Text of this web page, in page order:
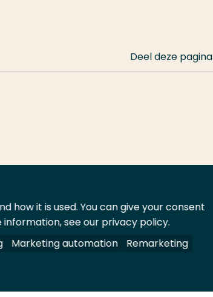
Deel deze pagina
how it is used. You can give your consent
see our privacy policy.
Marketing automation Remarketing